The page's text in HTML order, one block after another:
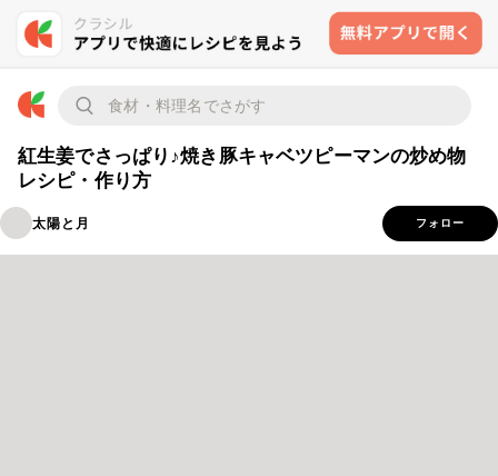
紅生姜でさっぱり♪焼き豚キャベツピーマンの炒め物
レシピ・作り方
太陽と月 フォロー